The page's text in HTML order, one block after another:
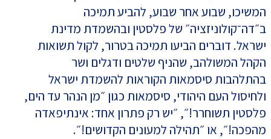
המשיכו, שבוע אחר שבוע, להביע תמיכה
ב״דה־קולוניזציה״ של פלסטין ובהשמדת מדינת
ישראל. דוברים הביעו תמיכה בטרור, לקול תשואות
הקהל המשולהב, שהניף שלטים ודגלים ושר
בהתלהבות סיסמאות הקוראות להשמדת ישראל
ולחיסול העם היהודי, סיסמאות כגון ״מן הנהר עד הים,
פלסטין תשוחרר!״, ״יש רק פתרון אחד: אינתיפאדה
מהפכה!״, או ״תהילה למעונים הקדושים!״.